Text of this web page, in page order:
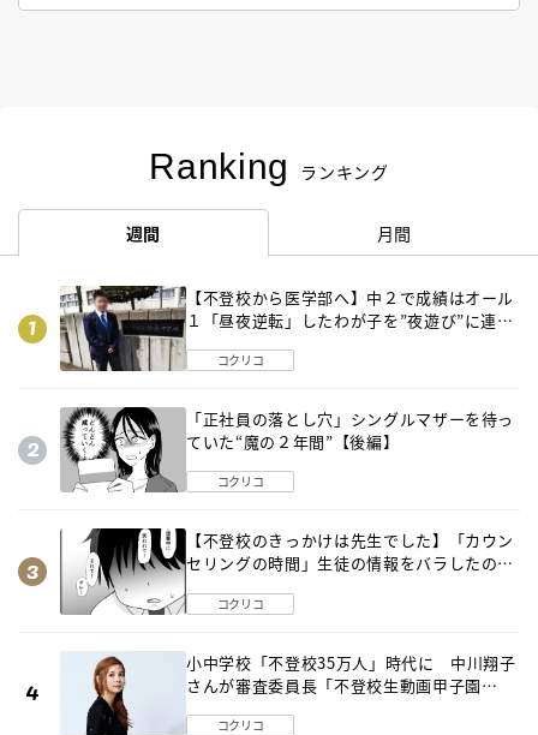
Ranking ランキング
週間 月間
【不登校から医学部へ】中２で成績はオール
１「昼夜逆転」したわが子を”夜遊び”に連れ
コクリコ
「正社員の落とし穴」シングルマザーを待っ
ていた“魔の２年間”【後編】
コクリコ
【不登校のきっかけは先生でした】「カウン
セリングの時間」生徒の情報をバラしたの
コクリコ
小中学校「不登校35万人」時代に 中川翔子
さんが審査委員長「不登校生動画甲子園
コクリコ